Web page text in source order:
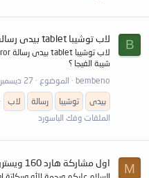
B لاب توشيبا tablet بيدى رسالة pci express error
شيبة الفيجا ؟
bembeno
الموضوع 27 ديسمبر 2011
بيدى
توشيبا رسالة لاب
الملفات وفك الباسورد
M اول مشاركة هارد 160 ويسترن داتا بيعطى mbr error